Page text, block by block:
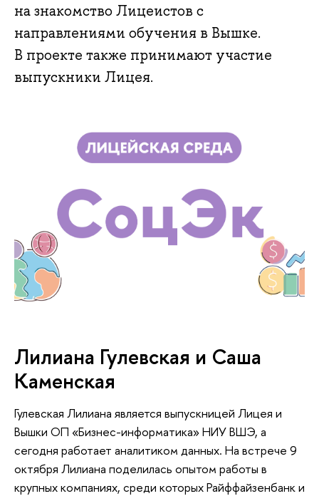
на знакомство Лицеистов с
направлениями обучения в Вышке.
В проекте также принимают участие
выпускники Лицея.
Лилиана Гулевская и Саша
Каменская
Гулевская Лилиана является выпускницей Лицея и
Вышки ОП «Бизнес-информатика» НИУ ВШЭ, а
сегодня работает аналитиком данных. На встрече 9
октября Лилиана поделилась опытом работы в
крупных компаниях, среди которых Райффайзенбанк и